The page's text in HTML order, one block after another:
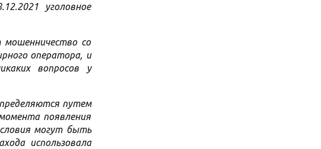
уголовное
мошенничество со
оператора, и
вопросов у
путем
появления
могут быть
использовала